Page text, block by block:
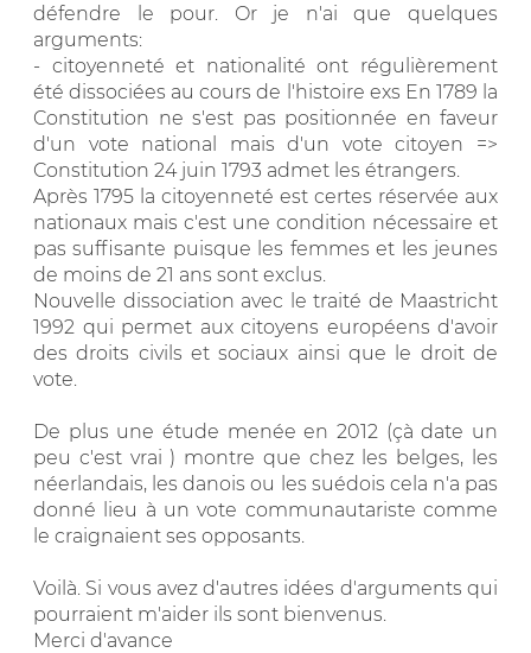
défendre le pour. Or je n'ai que quelques
arguments:
- citoyenneté et nationalité ont régulièrement
été dissociées au cours de l'histoire exs En 1789 la
Constitution ne s'est pas positionnée en faveur
d'un vote national mais d'un vote citoyen =>
Constitution 24 juin 1793 admet les étrangers.
Après 1795 la citoyenneté est certes réservée aux
nationaux mais c'est une condition nécessaire et
pas suffisante puisque les femmes et les jeunes
de moins de 21 ans sont exclus.
Nouvelle dissociation avec le traité de Maastricht
1992 qui permet aux citoyens européens d'avoir
des droits civils et sociaux ainsi que le droit de
vote.
De plus une étude menée en 2012 (çà date un
peu c'est vrai ) montre que chez les belges, les
néerlandais, les danois ou les suédois cela n'a pas
donné lieu à un vote communautariste comme
le craignaient ses opposants.
Voilà. Si vous avez d'autres idées d'arguments qui
pourraient m'aider ils sont bienvenus.
Merci d'avance